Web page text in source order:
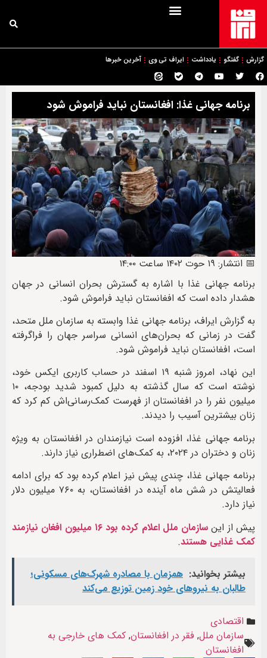
گزارش گفتگو یادداشت ایراف تی وی آخرین خبرها
برنامه جهانی غذا: افغانستان نباید فراموش شود
📅 انتشار: ۱۹ حوت ۱۴۰۲ ساعت ۱۴:۰۰
برنامه‌ جهانی غذا با اشاره به گسترش بحران انسانی در جهان
هشدار داده است که افغانستان نباید فراموش شود.
به گزارش ایراف، برنامه‌ جهانی غذا وابسته به سازمان ملل متحد،
گفت در زمانی که بحران‌های انسانی سراسر جهان را فراگرفته
است، افغانستان نباید فراموش شود.
این نهاد، امروز شنبه ۱۹ اسفند در حساب کاربری ایکس خود،
نوشته است که سال گذشته به دلیل کمبود شدید بودجه، ۱۰
میلیون نفر را در افغانستان از فهرست کمک‌‌رسانی‌اش کم کرد که
زنان بیشترین آسیب را دیدند.
برنامه‌ جهانی غذا، افزوده است نیازمندان در افغانستان به ویژه
زنان و دختران در ۲۰۲۴، به کمک‌های اضطراری نیاز دارند.
برنامه‌ جهانی غذا، چندی پیش نیز اعلام کرده بود که برای ادامه‌
فعالیتش در شش ماه آینده در افغانستان، به ۷۶۰ میلیون دلار
نیاز دارد.
پیش از این
سازمان ملل اعلام کرده بود ۱۶ میلیون افغان نیازمند
کمک غذایی هستند.
بیشتر بخوانید: همزمان با مصادره شهرک‌های مسکونی؛
طالبان به نیروهای خود زمین توزیع می‌کند
اقتصادی
سازمان ملل, فقر در افغانستان, کمک های خارجی به
افغانستان